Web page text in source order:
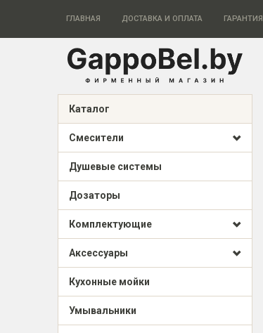
ГЛАВНАЯ ДОСТАВКА И ОПЛАТА ГАРАНТИЯ
Каталог
Смесители
Душевые системы
Дозаторы
Комплектующие
Аксессуары
Кухонные мойки
Умывальники